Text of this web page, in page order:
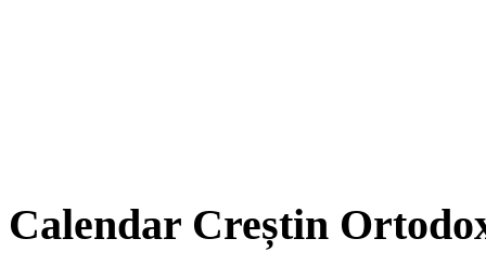
Calendar Creștin